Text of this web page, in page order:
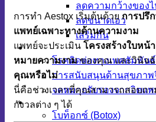
ลดความกว้างของ
ลดขนาดเอว
เสริมก้น
LGBTQ+
โรคติดต่อทางเพศสัมพันธ์
การสนับสนุนด้านสุขภาพ
จดหมายรับรองจากจิตแ
Skin & Anti-aging
โบท็อกซ์ (Botox)
การทำ Aestox เริ่มต้นด้วย การปรึ
แพทย์เฉพาะทางด้านความงาม
แพทย์จะประเมิน โครงสร้างใบหน้า
หมายความงามของคุณ และวินิจฉั
คุณหรือไม่
นี่คือช่วงเวลาที่คุณสามารถสอบถ
กังวลต่าง ๆ ได้